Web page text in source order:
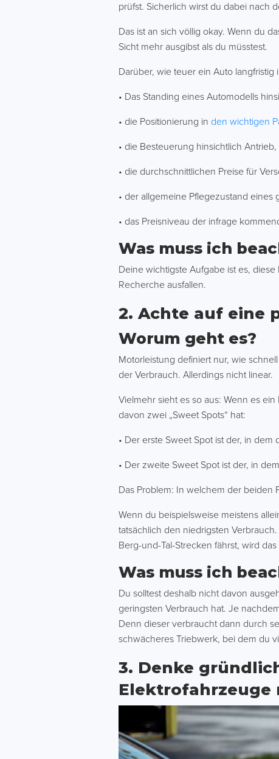
prüfst. Sicherlich wirst du dabei nach
Das ist an sich völlig okay. Wenn du
Sicht mehr ausgibst als du müsstest.
Darüber, wie teuer ein Auto
• Das Standing eines Automodells
• die Positionierung inden wichtigen
• die Besteuerung hinsichtlich
• die durchschnittlichen Preise für
• der allgemeine Pflegezustand
• das Preisniveau der infrage
Was muss ich
Deine wichtigste Aufgabe ist es,
Recherche ausfallen.
2. Achte auf eine
Worum geht es?
Motorleistung definiert nur, wie
der Verbrauch. Allerdings nicht linear.
Vielmehr sieht es so aus: Wenn es
davon zwei „Sweet Spots“ hat:
• Der erste Sweet Spot ist der, in
• Der zweite Sweet Spot ist der, in
Das Problem: In welchem der beiden
Wenn du beispielsweise meistens
tatsächlich den niedrigsten
Berg-und-Tal-Strecken fährst, wird
Was muss ich
Du solltest deshalb nicht davon
geringsten Verbrauch hat. Je
Denn dieser verbraucht dann durch
schwächeres Triebwerk, bei dem du
3. Denke
Elektrofahrzeuge